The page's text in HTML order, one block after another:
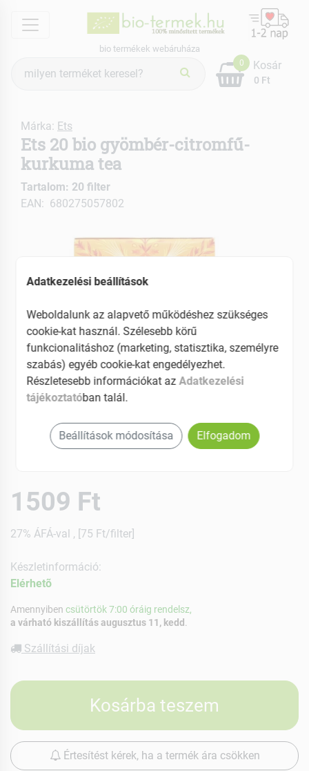
menu
bio termékek webáruháza
keresés
0
0 Ft
Kosár
Márka: Ets
Ets 20 bio gyömbér-citromfű-
kurkuma tea
Tartalom: 20 filter
EAN: 680275057802
1509 Ft
27% ÁFÁ-val , [75 Ft/filter]
Készletinformáció:
Elérhetõ
Amennyiben csütörtök 7:00 óráig rendelsz,
a várható kiszállítás augusztus 11, kedd
Szállítási díjak
Kosárba teszem
Értesítést kérek, ha a termék ára csökken
Adatkezelési beállítások
Weboldalunk az alapvető működéshez szükséges
cookie-kat használ. Szélesebb körű
funkcionalitáshoz (marketing, statisztika, személyre
szabás) egyéb cookie-kat engedélyezhet.
Részletesebb információkat azAdatkezelési
tájékoztatóban talál.
Beállítások módosítása Elfogadom